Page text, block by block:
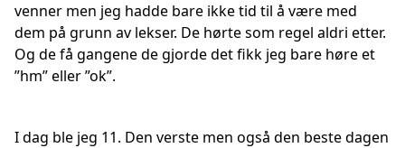
venner men jeg hadde bare ikke tid til å være med
dem på grunn av lekser. De hørte som regel aldri etter.
Og de få gangene de gjorde det fikk jeg bare høre et
”hm” eller ”ok”.
I dag ble jeg 11. Den verste men også den beste dagen